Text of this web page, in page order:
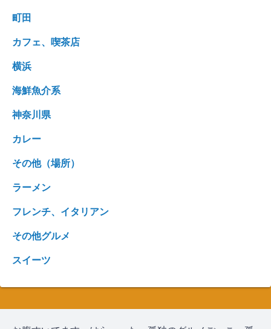
町田
カフェ、喫茶店
横浜
海鮮魚介系
神奈川県
カレー
その他（場所）
ラーメン
フレンチ、イタリアン
その他グルメ
スイーツ